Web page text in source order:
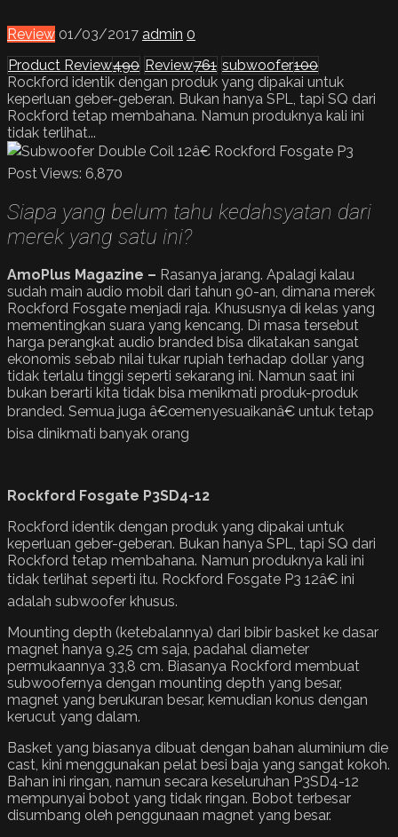
Review 01/03/2017 admin 0
Product Review490 Review761 subwoofer100
Rockford identik dengan produk yang dipakai untuk
keperluan geber-geberan. Bukan hanya SPL, tapi SQ dari
Rockford tetap membahana. Namun produknya kali ini
tidak terlihat...
Post Views: 6,870
Siapa yang belum tahu kedahsyatan dari
merek yang satu ini?
AmoPlus Magazine – Rasanya jarang. Apalagi kalau
sudah main audio mobil dari tahun 90-an, dimana merek
Rockford Fosgate menjadi raja. Khususnya di kelas yang
mementingkan suara yang kencang. Di masa tersebut
harga perangkat audio branded bisa dikatakan sangat
ekonomis sebab nilai tukar rupiah terhadap dollar yang
tidak terlalu tinggi seperti sekarang ini. Namun saat ini
bukan berarti kita tidak bisa menikmati produk-produk
branded. Semua juga â€œmenyesuaikanâ€ untuk tetap
bisa dinikmati banyak orang
Rockford Fosgate P3SD4-12
Rockford identik dengan produk yang dipakai untuk
keperluan geber-geberan. Bukan hanya SPL, tapi SQ dari
Rockford tetap membahana. Namun produknya kali ini
tidak terlihat seperti itu. Rockford Fosgate P3 12â€ ini
adalah subwoofer khusus.
Mounting depth (ketebalannya) dari bibir basket ke dasar
magnet hanya 9,25 cm saja, padahal diameter
permukaannya 33,8 cm. Biasanya Rockford membuat
subwoofernya dengan mounting depth yang besar,
magnet yang berukuran besar, kemudian konus dengan
kerucut yang dalam.
Basket yang biasanya dibuat dengan bahan aluminium die
cast, kini menggunakan pelat besi baja yang sangat kokoh.
Bahan ini ringan, namun secara keseluruhan P3SD4-12
mempunyai bobot yang tidak ringan. Bobot terbesar
disumbang oleh penggunaan magnet yang besar.